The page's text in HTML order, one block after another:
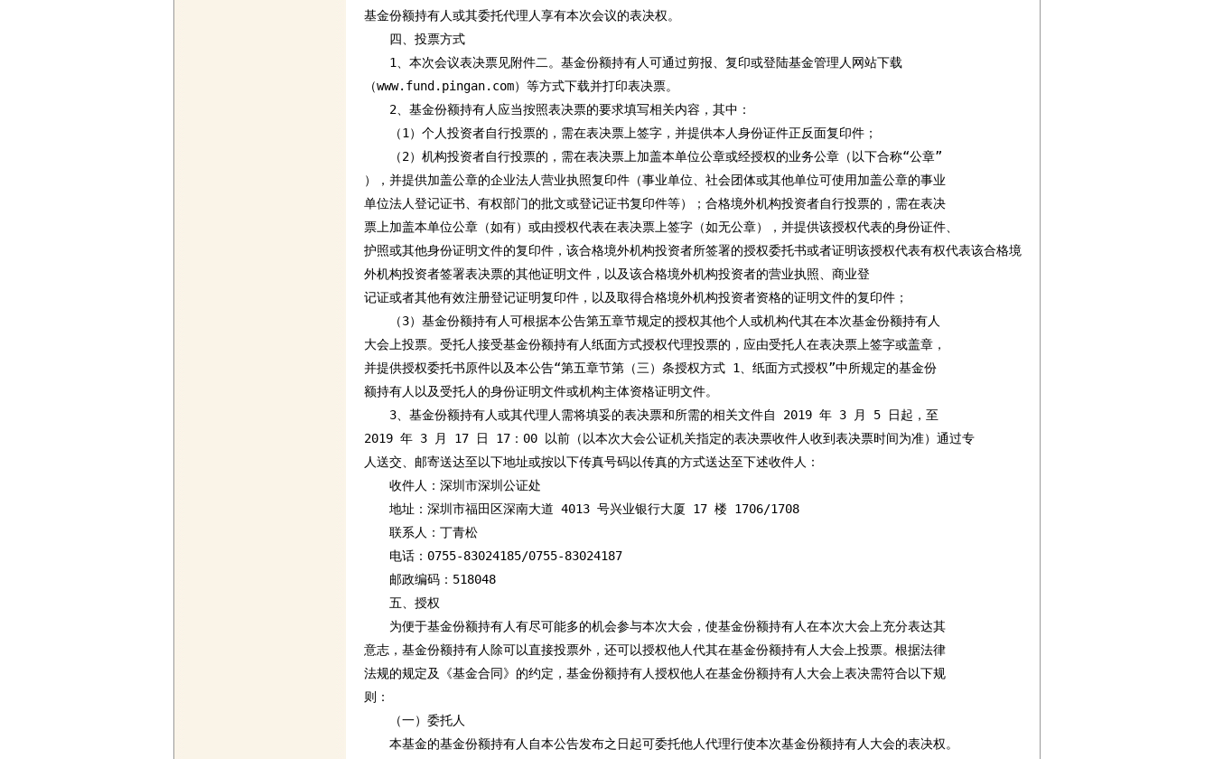
基金份额持有人或其委托代理人享有本次会议的表决权。
四、投票方式
1、本次会议表决票见附件二。基金份额持有人可通过剪报、复印或登陆基金管理人网站下载
（www.fund.pingan.com）等方式下载并打印表决票。
2、基金份额持有人应当按照表决票的要求填写相关内容，其中：
（1）个人投资者自行投票的，需在表决票上签字，并提供本人身份证件正反面复印件；
（2）机构投资者自行投票的，需在表决票上加盖本单位公章或经授权的业务公章（以下合称“公章”
），并提供加盖公章的企业法人营业执照复印件（事业单位、社会团体或其他单位可使用加盖公章的事业
单位法人登记证书、有权部门的批文或登记证书复印件等）；合格境外机构投资者自行投票的，需在表决
票上加盖本单位公章（如有）或由授权代表在表决票上签字（如无公章），并提供该授权代表的身份证件、
护照或其他身份证明文件的复印件，该合格境外机构投资者所签署的授权委托书或者证明该授权代表有权代表该合格境
外机构投资者签署表决票的其他证明文件，以及该合格境外机构投资者的营业执照、商业登
记证或者其他有效注册登记证明复印件，以及取得合格境外机构投资者资格的证明文件的复印件；
（3）基金份额持有人可根据本公告第五章节规定的授权其他个人或机构代其在本次基金份额持有人
大会上投票。受托人接受基金份额持有人纸面方式授权代理投票的，应由受托人在表决票上签字或盖章，
并提供授权委托书原件以及本公告“第五章节第（三）条授权方式 1、纸面方式授权”中所规定的基金份
额持有人以及受托人的身份证明文件或机构主体资格证明文件。
3、基金份额持有人或其代理人需将填妥的表决票和所需的相关文件自 2019 年 3 月 5 日起，至
2019 年 3 月 17 日 17：00 以前（以本次大会公证机关指定的表决票收件人收到表决票时间为准）通过专
人送交、邮寄送达至以下地址或按以下传真号码以传真的方式送达至下述收件人：
收件人：深圳市深圳公证处
地址：深圳市福田区深南大道 4013 号兴业银行大厦 17 楼 1706/1708
联系人：丁青松
电话：0755-83024185/0755-83024187
邮政编码：518048
五、授权
为便于基金份额持有人有尽可能多的机会参与本次大会，使基金份额持有人在本次大会上充分表达其
意志，基金份额持有人除可以直接投票外，还可以授权他人代其在基金份额持有人大会上投票。根据法律
法规的规定及《基金合同》的约定，基金份额持有人授权他人在基金份额持有人大会上表决需符合以下规
则：
（一）委托人
本基金的基金份额持有人自本公告发布之日起可委托他人代理行使本次基金份额持有人大会的表决权。